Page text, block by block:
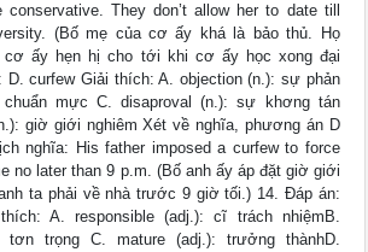
conservative. They don’t allow her to date till
(Bố mẹ của cơ ấy khá là bảo thủ. Họ
cơ ấy hẹn hị cho tới khi cơ ấy học xong đại
D. curfew Giải thích: A. objection (n.): sự phản
mực C. disaproval (n.): sự khơng tán
giờ giới nghiêm Xét về nghĩa, phương án D
nghĩa: His father imposed a curfew to force
no later than 9 p.m. (Bố anh ấy áp đặt giờ giới
ta phải về nhà trước 9 giờ tối.) 14. Đáp án:
A. responsible (adj.): cĩ trách nhiệmB.
tơn trọng C. mature (adj.): trưởng thànhD.